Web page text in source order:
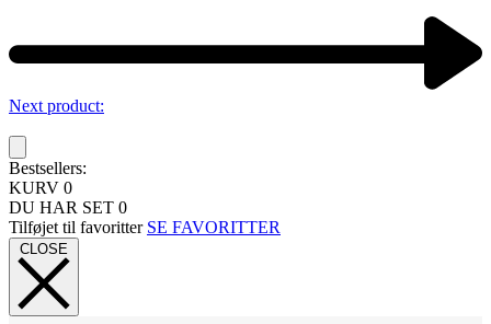
Next product:
Bestsellers:
KURV 0
DU HAR SET 0
Tilføjet til favoritter SE FAVORITTER
CLOSE